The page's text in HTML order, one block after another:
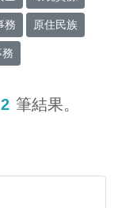
務 原住民族
2 筆結果。